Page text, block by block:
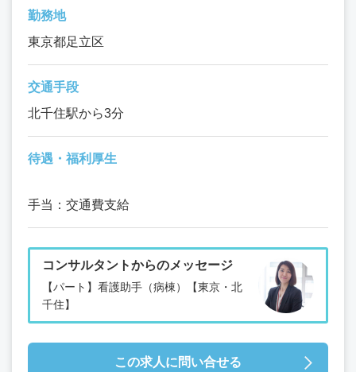
勤務地
東京都足立区
交通手段
北千住駅から3分
待遇・福利厚生
手当：交通費支給
コンサルタントからのメッセージ
【パート】看護助手（病棟）【東京・北
千住】
この求人に問い合せる